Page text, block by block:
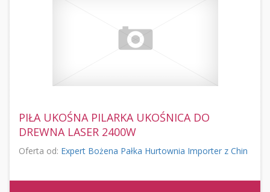
PIŁA UKOŚNA PILARKA UKOŚNICA DO
DREWNA LASER 2400W
Oferta od: Expert Bożena Pałka Hurtownia Importer z Chin